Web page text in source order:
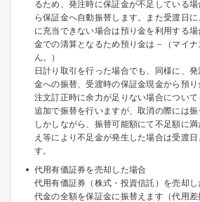
るため、発注時に保証金が不足している
ら保証金へ自動振替します。また受渡日
に充当できない場合は預り金を利用する
金での清算となるため預り金は－（マイ
ん。）
日計り取引を行った場合でも、同様に、
金への振替、受渡時の保証金現金から預り
注文訂正時に余力が足りない場合につい
追加で振替を行いますが、取消の際には振
しかしながら、振替可能額にて不足額に
え等により不足金が発生した場合は受渡
す。
代用有価証券を売却した場合
代用有価証券（株式・投資信託）を売却
代金の全額を保証金に振替えます（代用差